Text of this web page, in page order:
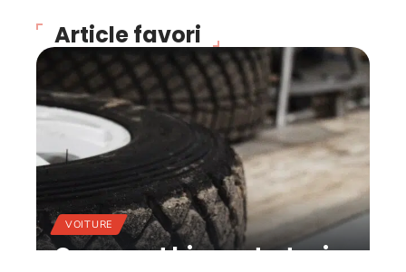
Article favori
VOITURE
Comment bien entretenir